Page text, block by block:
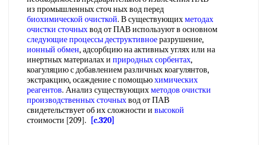
из промышленных сточ ных вод перед
биохимической очисткой. В существующихметодах
очистки сточныхвод от ПАВ используют в основном
следующиепроцессы деструктивноеразрушение,
ионный обмен, адсорбцию на активных углях или на
инертных материалах и природных сорбентах,
коагуляцию с добавлением различных коагулянтов,
экстракцию, осаждение с помощьюхимических
реагентов. Анализ существующихметодов очистки
производственных сточныхвод от ПАВ
свидетельствует об их сложности и высокой
стоимости [209].
[c.320]